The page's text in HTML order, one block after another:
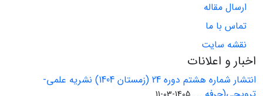
ارسال مقاله
تماس با ما
نقشه سایت
اخبار و اعلانات
انتشار شماره هشتم دوره 24 (زمستان 1404) نشریه علمی-